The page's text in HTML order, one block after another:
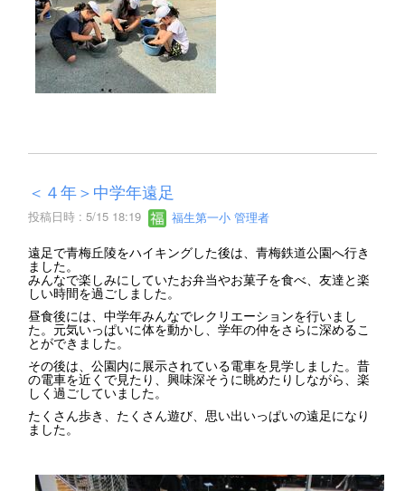
＜４年＞中学年遠足
投稿日時 : 5/15 18:19 福生第一小 管理者
遠足で青梅丘陵をハイキングした後は、青梅鉄道公園へ行き
ました。
みんなで楽しみにしていたお弁当やお菓子を食べ、友達と楽
しい時間を過ごしました。
昼食後には、中学年みんなでレクリエーションを行いまし
た。元気いっぱいに体を動かし、学年の仲をさらに深めるこ
とができました。
その後は、公園内に展示されている電車を見学しました。昔
の電車を近くで見たり、興味深そうに眺めたりしながら、楽
しく過ごしていました。
たくさん歩き、たくさん遊び、思い出いっぱいの遠足になり
ました。